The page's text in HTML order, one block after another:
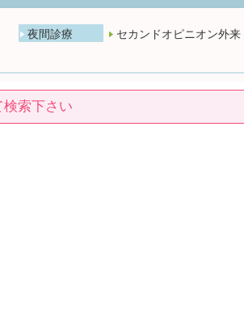
夜間診療 セカンドオピニオン外来
検索下さい